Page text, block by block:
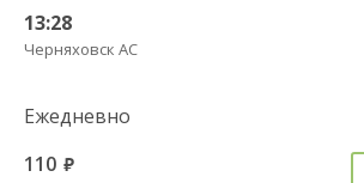
13:28
Черняховск АС
Ежедневно
110 руб.